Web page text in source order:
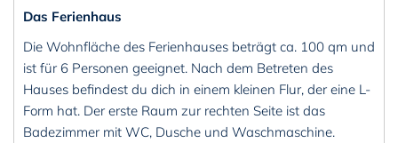
Das Ferienhaus
Die Wohnfläche des Ferienhauses beträgt ca. 100 qm und
ist für 6 Personen geeignet. Nach dem Betreten des
Hauses befindest du dich in einem kleinen Flur, der eine L-
Form hat. Der erste Raum zur rechten Seite ist das
Badezimmer mit WC, Dusche und Waschmaschine.